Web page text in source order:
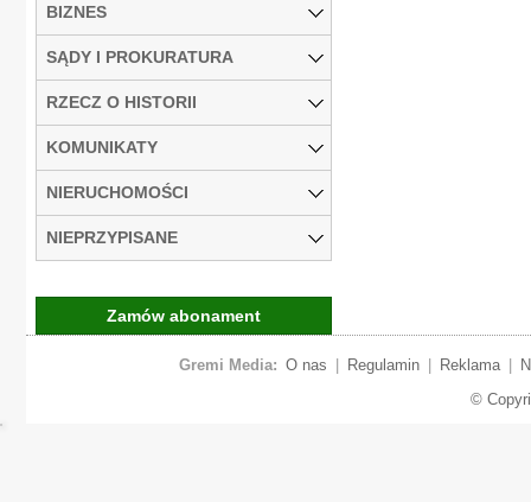
BIZNES
SĄDY I PROKURATURA
RZECZ O HISTORII
KOMUNIKATY
NIERUCHOMOŚCI
NIEPRZYPISANE
Zamów abonament
Gremi Media: O nas Regulamin Reklama
©